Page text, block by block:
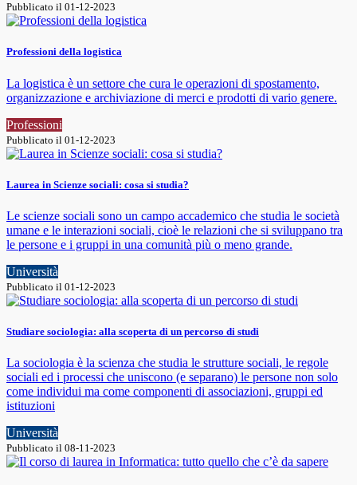
Pubblicato il 01-12-2023
Professioni della logistica
La logistica è un settore che cura le operazioni di spostamento,
organizzazione e archiviazione di merci e prodotti di vario genere.
Professioni
Pubblicato il 01-12-2023
Laurea in Scienze sociali: cosa si studia?
Le scienze sociali sono un campo accademico che studia le società
umane e le interazioni sociali, cioè le relazioni che si sviluppano tra
le persone e i gruppi in una comunità più o meno grande.
Università
Pubblicato il 01-12-2023
Studiare sociologia: alla scoperta di un percorso di studi
La sociologia è la scienza che studia le strutture sociali, le regole
sociali ed i processi che uniscono (e separano) le persone non solo
come individui ma come componenti di associazioni, gruppi ed
istituzioni
Università
Pubblicato il 08-11-2023